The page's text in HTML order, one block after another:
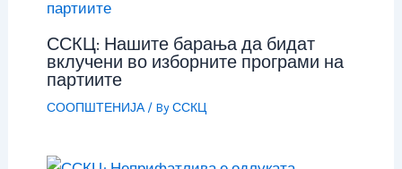
ССКЦ: Нашите барања да бидат
вклучени во изборните програми на
партиите
СООПШТЕНИЈА/ ByССКЦ